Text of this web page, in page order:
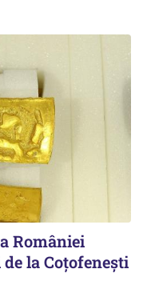
României
la Coțofenești